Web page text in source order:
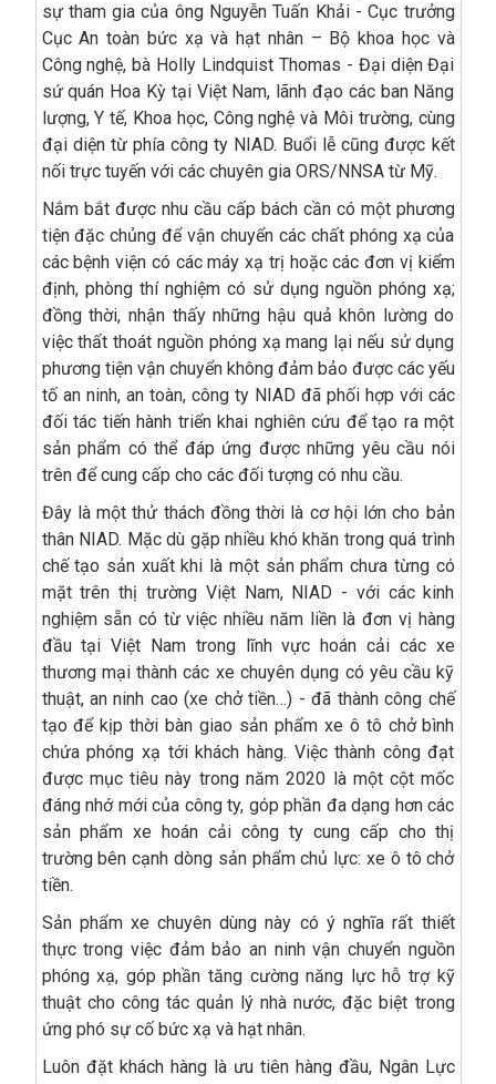
sự tham gia của ông Nguyễn Tuấn Khải - Cục trưởng
Cục An toàn bức xạ và hạt nhân – Bộ khoa học và
Công nghệ, bà Holly Lindquist Thomas - Đại diện Đại
sứ quán Hoa Kỳ tại Việt Nam, lãnh đạo các ban Năng
lượng, Y tế, Khoa học, Công nghệ và Môi trường, cùng
đại diện từ phía công ty NIAD. Buổi lễ cũng được kết
nối trực tuyến với các chuyên gia ORS/NNSA từ Mỹ.
Nắm bắt được nhu cầu cấp bách cần có một phương
tiện đặc chủng để vận chuyển các chất phóng xạ của
các bệnh viện có các máy xạ trị hoặc các đơn vị kiểm
định, phòng thí nghiệm có sử dụng nguồn phóng xạ;
đồng thời, nhận thấy những hậu quả khôn lường do
việc thất thoát nguồn phóng xạ mang lại nếu sử dụng
phương tiện vận chuyển không đảm bảo được các yếu
tố an ninh, an toàn, công ty NIAD đã phối hợp với các
đối tác tiến hành triển khai nghiên cứu để tạo ra một
sản phẩm có thể đáp ứng được những yêu cầu nói
trên để cung cấp cho các đối tượng có nhu cầu.
Đây là một thử thách đồng thời là cơ hội lớn cho bản
thân NIAD. Mặc dù gặp nhiều khó khăn trong quá trình
chế tạo sản xuất khi là một sản phẩm chưa từng có
mặt trên thị trường Việt Nam, NIAD - với các kinh
nghiệm sẵn có từ việc nhiều năm liền là đơn vị hàng
đầu tại Việt Nam trong lĩnh vực hoán cải các xe
thương mại thành các xe chuyên dụng có yêu cầu kỹ
thuật, an ninh cao (xe chở tiền…) - đã thành công chế
tạo để kịp thời bàn giao sản phẩm xe ô tô chở bình
chứa phóng xạ tới khách hàng. Việc thành công đạt
được mục tiêu này trong năm 2020 là một cột mốc
đáng nhớ mới của công ty, góp phần đa dạng hơn các
sản phẩm xe hoán cải công ty cung cấp cho thị
trường bên cạnh dòng sản phẩm chủ lực: xe ô tô chở
tiền.
Sản phẩm xe chuyên dùng này có ý nghĩa rất thiết
thực trong việc đảm bảo an ninh vận chuyển nguồn
phóng xạ, góp phần tăng cường năng lực hỗ trợ kỹ
thuật cho công tác quản lý nhà nước, đặc biệt trong
ứng phó sự cố bức xạ và hạt nhân.
Luôn đặt khách hàng là ưu tiên hàng đầu, Ngân Lực